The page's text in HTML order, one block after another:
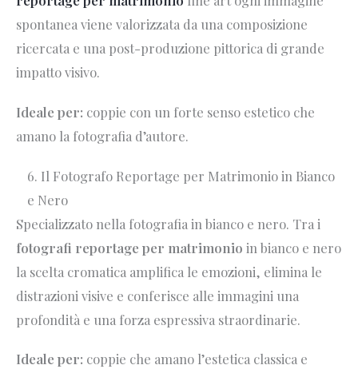
spontanea viene valorizzata da una composizione
ricercata e una post-produzione pittorica di grande
impatto visivo.
Ideale per: coppie con un forte senso estetico che
amano la fotografia d’autore.
6. Il Fotografo Reportage per Matrimonio in Bianco
e Nero
Specializzato nella fotografia in bianco e nero. Tra i
fotografi reportage per matrimonio in bianco e nero
la scelta cromatica amplifica le emozioni, elimina le
distrazioni visive e conferisce alle immagini una
profondità e una forza espressiva straordinarie.
Ideale per: coppie che amano l’estetica classica e